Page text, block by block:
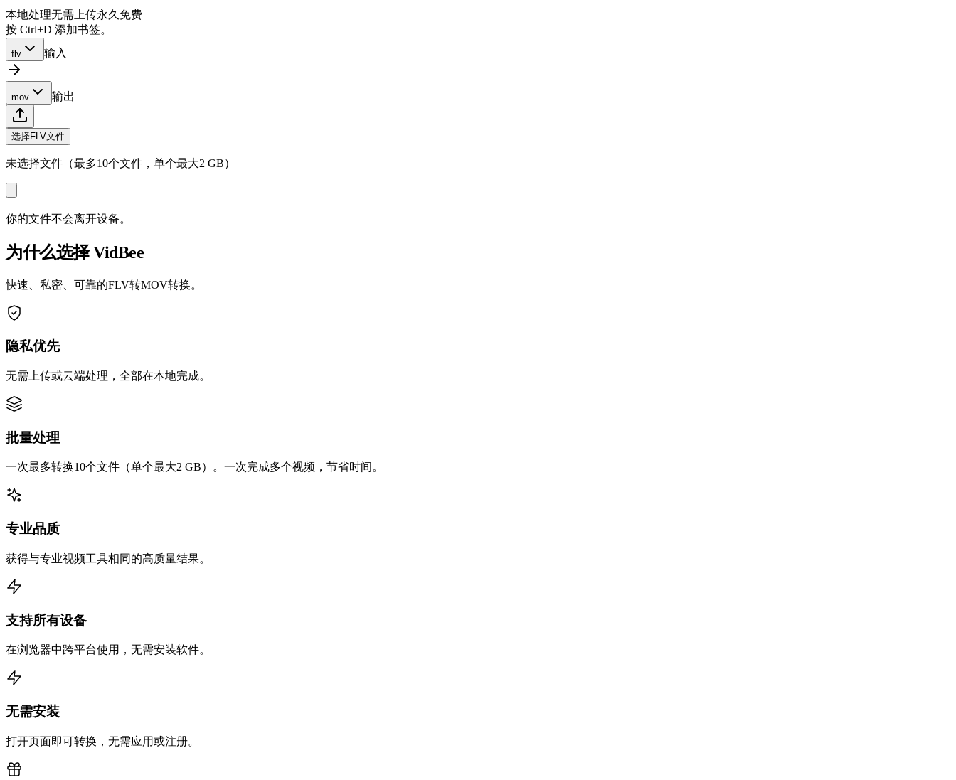
本地处理无需上传永久免费
按 Ctrl+D 添加书签。
flv 输入
mov 输出
选择FLV文件
未选择文件（最多10个文件，单个最大2 GB）
你的文件不会离开设备。
为什么选择 VidBee
快速、私密、可靠的FLV转MOV转换。
隐私优先
无需上传或云端处理，全部在本地完成。
批量处理
一次最多转换10个文件（单个最大2 GB）。一次完成多个视频，节省时间。
专业品质
获得与专业视频工具相同的高质量结果。
支持所有设备
在浏览器中跨平台使用，无需安装软件。
无需安装
打开页面即可转换，无需应用或注册。